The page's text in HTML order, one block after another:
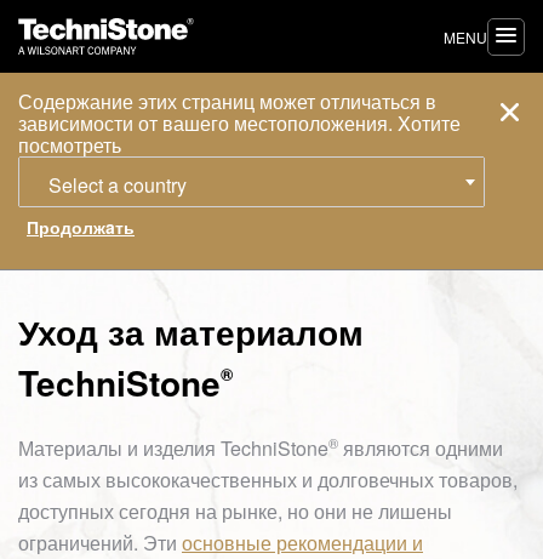
Содержание этих страниц может отличаться в
зависимости от вашего местоположения. Xотите
посмотреть
Select a country
MENU
Уход за материалом
TechniStone®
Материалы и изделия TechniStone® являются одними
из самых высококачественных и долговечных товаров,
доступных сегодня на рынке, но они не лишены
ограничений. Эти основные рекомендации и